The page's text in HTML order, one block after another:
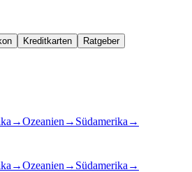
Kreditkarten Ratgeber
→Ozeanien → Südamerika →
→Ozeanien → Südamerika →